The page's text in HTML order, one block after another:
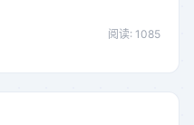
阅读: 1085